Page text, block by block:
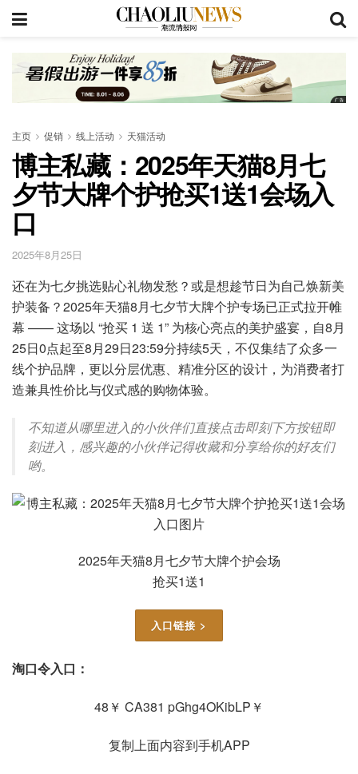
主页 促销 线上活动 天猫活动
博主私藏：2025年天猫8月七
夕节大牌个护抢买1送1会场入
口
2025年8月25日
还在为七夕挑选贴心礼物发愁？或是想趁节日为自己焕新美
护装备？2025年天猫8月七夕节大牌个护专场已正式拉开帷
幕 —— 这场以 “抢买 1 送 1” 为核心亮点的美护盛宴，自8月
25日0点起至8月29日23:59分持续5天，不仅集结了众多一
线个护品牌，更以分层优惠、精准分区的设计，为消费者打
造兼具性价比与仪式感的购物体验。
不知道从哪里进入的小伙伴们直接点击即刻下方按钮即
刻进入，感兴趣的小伙伴记得收藏和分享给你的好友们
哟。
2025年天猫8月七夕节大牌个护会场
抢买1送1
入口链接 >
淘口令入口：
48￥ CA381 pGhg4OKibLP￥
复制上面内容到手机APP